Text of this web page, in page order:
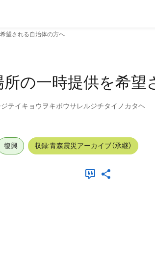
望される自治体の方へ
の一時提供を希望
テイキョウヲキボウサレルジチタイノカタヘ
復興 収録:青森震災アーカイブ（承継）